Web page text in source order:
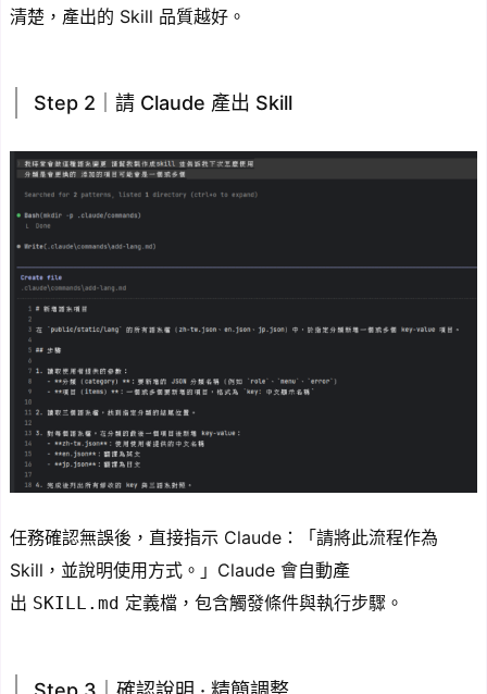
清楚，產出的 Skill 品質越好。
Step 2｜請 Claude 產出 Skill
任務確認無誤後，直接指示 Claude：「請將此流程作為
Skill，並說明使用方式。」Claude 會自動產
出 SKILL.md 定義檔，包含觸發條件與執行步驟。